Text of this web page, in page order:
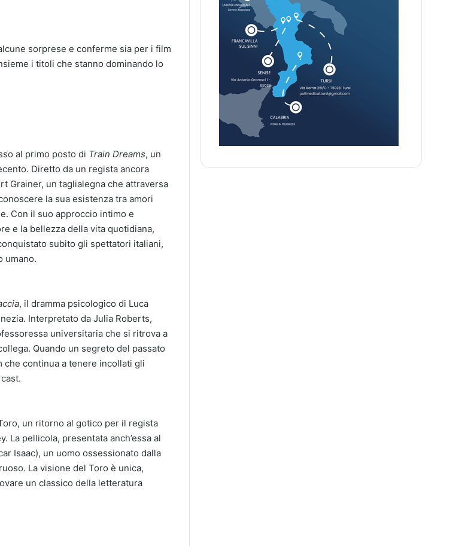
sorprese e conferme sia per i film
i titoli che stanno dominando lo
al primo posto di Train Dreams, un
Diretto da un regista ancora
Grainer, un taglialegna che attraversa
la sua esistenza tra amori
Con il suo approccio intimo e
e la bellezza della vita quotidiana,
subito gli spettatori italiani,
umano.
, il dramma psicologico di Luca
Interpretato da Julia Roberts,
universitaria che si ritrova a
Quando un segreto del passato
che continua a tenere incollati gli
un ritorno al gotico per il regista
La pellicola, presentata anch’essa al
Isaac), un uomo ossessionato dalla
La visione del Toro è unica,
un classico della letteratura